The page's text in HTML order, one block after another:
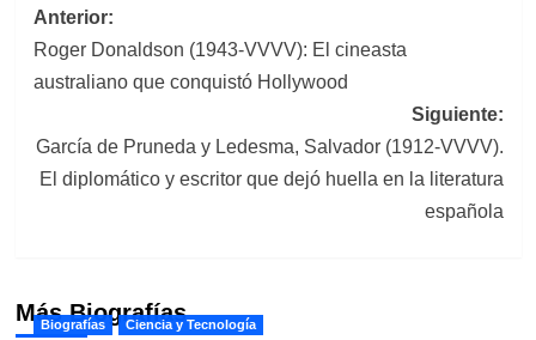
Navegación
de
entradas
Anterior:
Roger Donaldson (1943-VVVV): El cineasta
australiano que conquistó Hollywood
Siguiente:
García de Pruneda y Ledesma, Salvador (1912-VVVV).
El diplomático y escritor que dejó huella en la literatura
española
Más Biografías
Biografías Ciencia y Tecnología